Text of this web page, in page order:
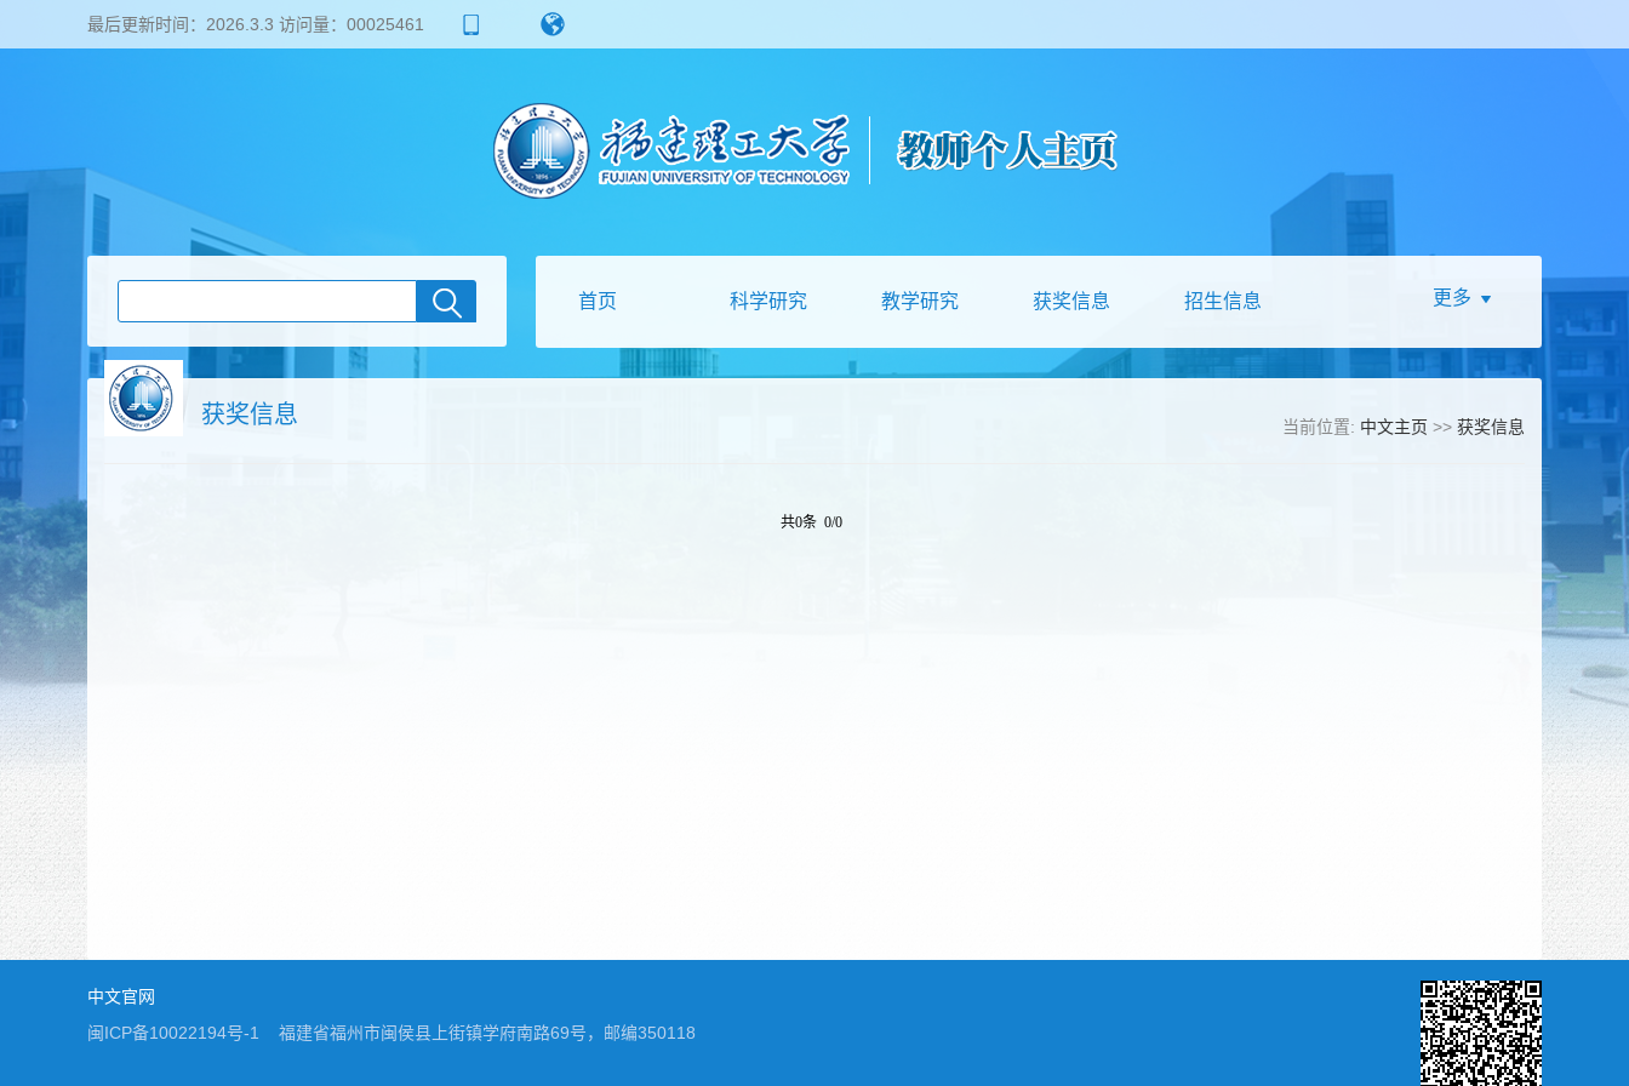
最后更新时间： 2026 3 3 访问量： 00025461
首页 科学研究 教学研究 获奖信息 招生信息 更多
获奖信息 当前位置: 中文主页 >> 获奖信息
共0条 0/0
中文官网
闽ICP备10022194号-1 福建省福州市闽侯县上街镇学府南路69号，邮编350118